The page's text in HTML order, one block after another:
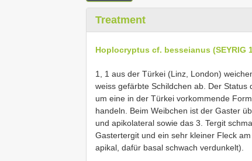
Treatment
Hoplocryptus cf. besseianus (SEYRIG
1, 1 aus der Türkei (Linz, London)
weiss gefärbte Schildchen ab. Der
um eine in der Türkei vorkommende
handeln. Beim Weibchen ist der Gaster
und apikolateral sowie das 3. Tergit
Gastertergit und ein sehr kleiner Fleck
apikal, dafür basal schwach verdunkelt).